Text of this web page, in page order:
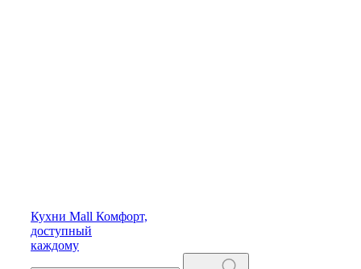
Кухни Mall Комфорт,
доступный
каждому